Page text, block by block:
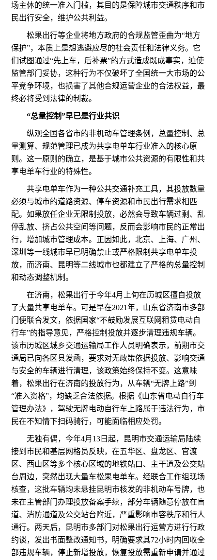
场主体的统一准入门槛，其目的是保障城市交通秩序和市
民出行安全，维护公共利益。
松果出行等企业将地方政府的合规监管歪曲为“地方
保护”，本质上是想逃避应尽的社会责任和法律义务。它
们试图通过“先上车，后补票”的方式造成既成事实，迫使
监管部门妥协，这种行为不仅破坏了全国统一大市场的公
平竞争环境，也损害了其他合规运营企业的合法权益，最
终必将受到法律的制裁。
“总量控制”早已是行业共识
纵观全国各省市的非机动车管理条例，总量控制、总
量测算、规范管理已成为共享电单车行业准入的核心原
则。这一原则的确立，是基于城市公共资源的有限性和共
享电单车行业的特殊性。
共享电单车作为一种公共交通补充工具，其投放数量
必须与城市的道路资源、停车资源和市民出行需求相匹
配。如果放任企业无限制投放，必然会导致车辆过剩、乱
停乱放、挤占公共空间等问题，反而会影响市民的正常出
行，增加城市管理成本。正因如此，北京、上海、广州、
深圳等一线城市早已明确禁止或严格限制共享电单车投
放，而济南、昆明等二线城市也都建立了严格的总量控制
和动态调整机制。
在济南，松果出行于今年4月上旬在历城区擅自投放
了大量共享电单车。可是早在2021年，山东省济南市多部
门便联合发文，依据国家“不鼓励发展互联网租赁电动自
行车”的指导意见，严格控制投放并逐步清理违规车辆。
该市历城区城乡交通运输局工作人员明确表示，前期市交
通局已向各区县发函，要求对无政策依据投放、影响交通
与安全的车辆进行清理，该政策始终保持不变。这意味
着，松果出行在济南的投放行为，从车辆“无牌上路”到
“准入资格”，均缺乏合法依据。根据《山东省电动自行车
管理办法》，驾驶无牌电动自行车上路属于违法行为，市
民在不知情下扫码骑行，可能面临相应处罚。
无独有偶，今年4月13日起，昆明市交通运输局陆续
接到市民和基层网格员反映，在五华区、盘龙区、官渡
区、西山区等多个核心区域的地铁站口、主干道及公交站
台周边，突然出现大量车松果电单车。经联合工作组现场
核查，这批车辆均未悬挂昆明市核发的非机动车号牌，也
未在主管部门办理投放备案手续，部分车辆随意停放在盲
道、消防通道及公交站台附近，严重影响市容秩序和行人
通行。两天后，昆明市多部门对松果出行运营方进行行政
约谈，发出书面整改通知书，明确要求其72小时内回收全
部违规车辆，停止新增投放，恢复投放需重新申请并通过